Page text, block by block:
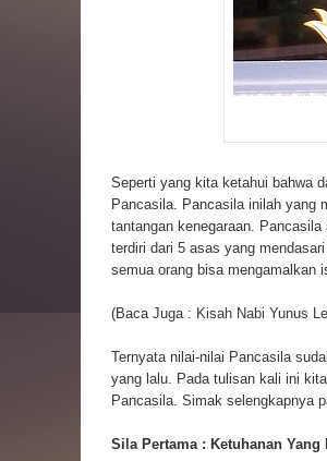
Seperti yang kita ketahui bahwa
Pancasila. Pancasila inilah yang
tantangan kenegaraan.
terdiri dari 5 asas yang
semua orang bisa mengamalkan
(Baca Juga : Kisah Nabi Yunus
Ternyata nilai-nilai Pancasila
yang lalu. Pada tulisan kali ini
Pancasila. Simak selengkapnya
Sila Pertama : Ketuhanan Yang